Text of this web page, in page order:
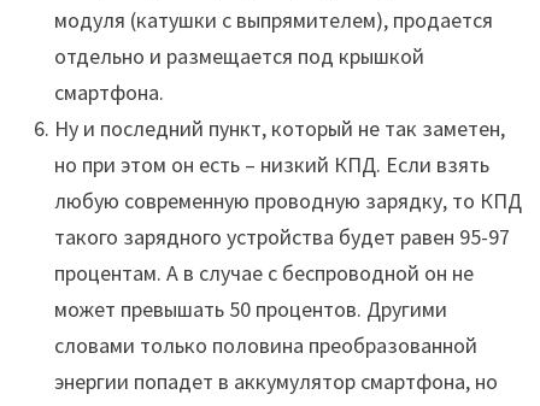
модуля (катушки с выпрямителем), продается
отдельно и размещается под крышкой
смартфона.
Ну и последний пункт, который не так заметен,
но при этом он есть – низкий КПД. Если взять
любую современную проводную зарядку, то КПД
такого зарядного устройства будет равен 95-97
процентам. А в случае с беспроводной он не
может превышать 50 процентов. Другими
словами только половина преобразованной
энергии попадет в аккумулятор смартфона, но